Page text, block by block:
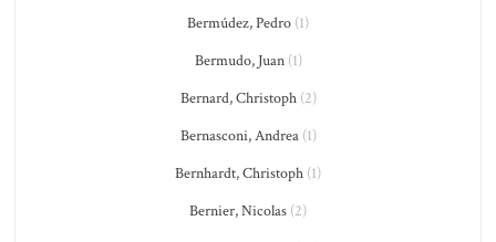
Bermúdez, Pedro (1)
Bermudo, Juan(1)
Bernard, Christoph(2)
Bernasconi, Andrea(1)
Bernhardt, Christoph (1)
Bernier, Nicolas (2)